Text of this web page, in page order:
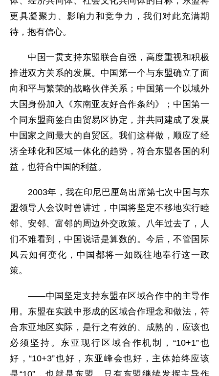
更具凝聚力、影响力和竞争力，我们对此充满期
待，抱有信心。
中国一贯支持东盟联合自强，高度重视和积极
推进双方关系的发展。中国第一个与东盟确立了面
向和平与繁荣的战略伙伴关系；中国第一个以域外
大国身份加入《东南亚友好合作条约》；中国第一
个同东盟商签自由贸易区协定，并共同建成了发展
中国家之间最大的自贸区。我们这样做，顺应了经
济全球化和区域一体化的趋势，符合东盟各国的利
益，也符合中国的利益。
2003年，我在印尼巴厘岛出席第七次中国与东
盟领导人会议时曾讲过，中国将坚定不移地实行睦
邻、安邻、富邻的周边外交政策。八年过去了，人
们不难看到，中国说话是算数的。今后，不管国际
风云如何变化，中国都将一如既往地奉行这一政
策。
——中国坚定支持东盟在区域合作中的主导作
用。东盟在实践中形成的区域合作理念和做法，符
合东亚地区实际，是行之有效的、成熟的，应该也
必须坚持。东亚现行区域合作机制，“10+1”也
好，“10+3”也好，东亚峰会也好，主体始终应该
是“10”，也就是东盟。只有东盟继续发挥主导作